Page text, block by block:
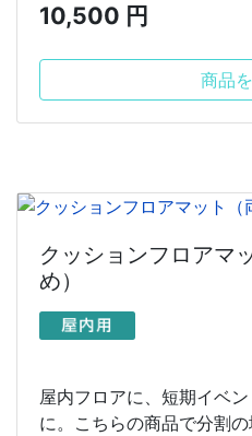
10,500 円
商品
クッションフロアマ
め）
屋内フロアに、短期イベ
に。こちらの商品で分割